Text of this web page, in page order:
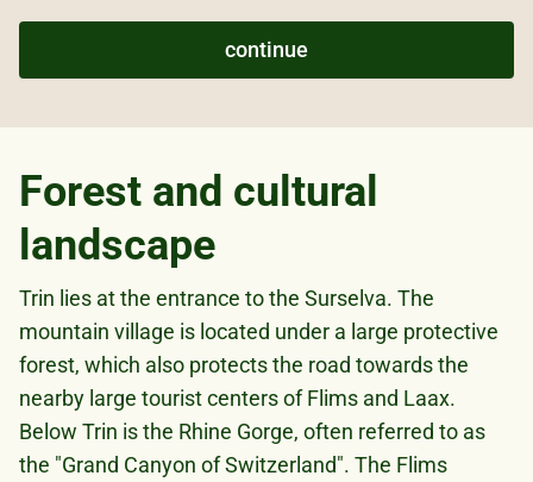
Forest and cultural
landscape
Trin lies at the entrance to the Surselva. The
mountain village is located under a large protective
forest, which also protects the road towards the
nearby large tourist centers of Flims and Laax.
Below Trin is the Rhine Gorge, often referred to as
the "Grand Canyon of Switzerland". The Flims